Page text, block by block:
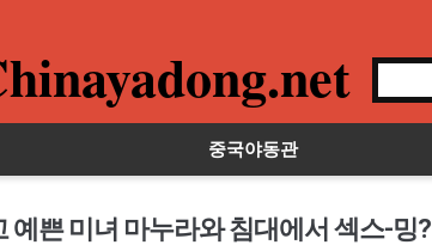
중국야동관
예쁜 미녀 마누라와 침대에서 섹스-밍?